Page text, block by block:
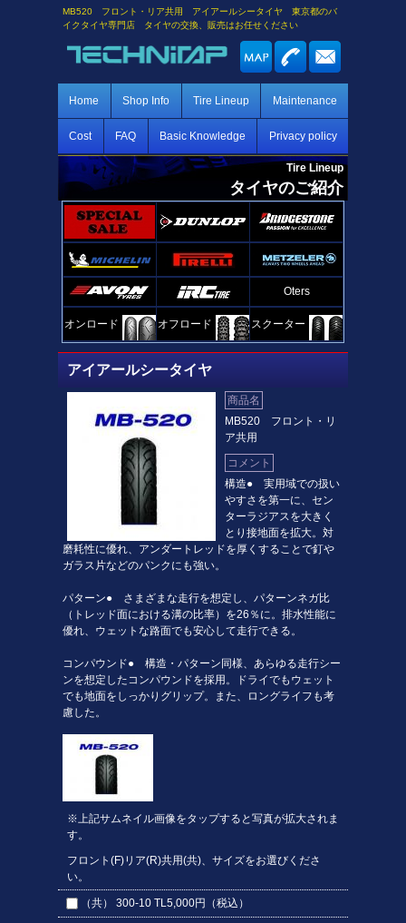
MB520 フロント・リア共用 アイアールシータイヤ 東京都のバ
イクタイヤ専門店 タイヤの交換、販売はお任せください
Home Shop Info Tire Lineup Maintenance
Cost FAQ Basic Knowledge Privacy policy
Tire Lineup
タイヤのご紹介
Oters
オンロード オフロード スクーター
アイアールシータイヤ
商品名
MB520 フロント・リ
ア共用
コメント
構造● 実用域での扱い
やすさを第一に、セン
ターラジアスを大きく
とり接地面を拡大。対
磨耗性に優れ、アンダートレッドを厚くすることで釘や
ガラス片などのパンクにも強い。
パターン● さまざまな走行を想定し、パターンネガ比
（トレッド面における溝の比率）を26％に。排水性能に
優れ、ウェットな路面でも安心して走行できる。
コンパウンド● 構造・パターン同様、あらゆる走行シー
ンを想定したコンパウンドを採用。ドライでもウェット
でも地面をしっかりグリップ。また、ロングライフも考
慮した。
※上記サムネイル画像をタップすると写真が拡大されま
す。
フロント(F)リア(R)共用(共)、サイズをお選びくださ
い。
（共） 300-10 TL5,000円（税込）